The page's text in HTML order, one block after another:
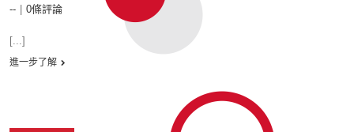
--
0條評論
[...]
進一步了解